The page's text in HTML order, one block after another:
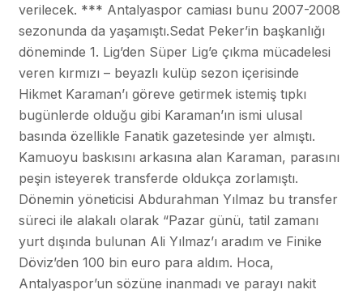
verilecek. *** Antalyaspor camiası bunu 2007-2008
sezonunda da yaşamıştı.Sedat Peker’in başkanlığı
döneminde 1. Lig’den Süper Lig’e çıkma mücadelesi
veren kırmızı – beyazlı kulüp sezon içerisinde
Hikmet Karaman’ı göreve getirmek istemiş tıpkı
bugünlerde olduğu gibi Karaman’ın ismi ulusal
basında özellikle Fanatik gazetesinde yer almıştı.
Kamuoyu baskısını arkasına alan Karaman, parasını
peşin isteyerek transferde oldukça zorlamıştı.
Dönemin yöneticisi Abdurahman Yılmaz bu transfer
süreci ile alakalı olarak “Pazar günü, tatil zamanı
yurt dışında bulunan Ali Yılmaz’ı aradım ve Finike
Döviz’den 100 bin euro para aldım. Hoca,
Antalyaspor’un sözüne inanmadı ve parayı nakit